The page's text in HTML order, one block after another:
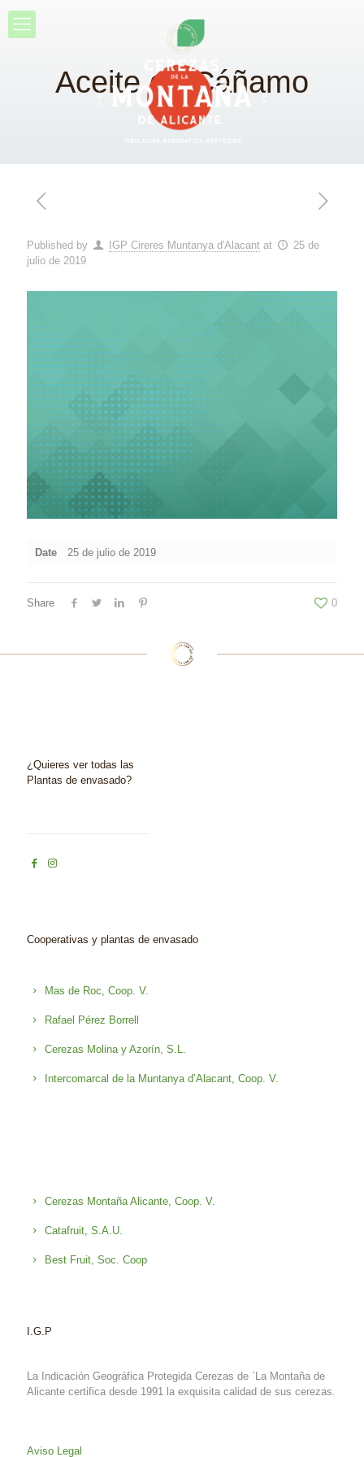
Aceite de Cáñamo
Published by IGP Cireres Muntanya d'Alacant at
25 de
julio de 2019
Date 25 de julio de 2019
Share 0
¿Quieres ver todas las
Plantas de envasado?
Cooperativas y plantas de envasado
Mas de Roc, Coop. V.
Rafael Pérez Borrell
Cerezas Molina y Azorín, S.L.
Intercomarcal de la Muntanya d’Alacant, Coop. V.
Cerezas Montaña Alicante, Coop. V.
Catafruit, S.A.U.
Best Fruit, Soc. Coop
I.G.P
La Indicación Geográfica Protegida Cerezas de `La Montaña de
Alicante certifica desde 1991 la exquisita calidad de sus cerezas.
Aviso Legal